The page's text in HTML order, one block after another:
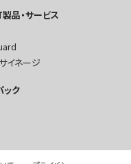
品・サービス
イネージ
ック